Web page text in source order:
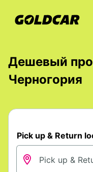
Дешевый
Черногория
Pick up & Return